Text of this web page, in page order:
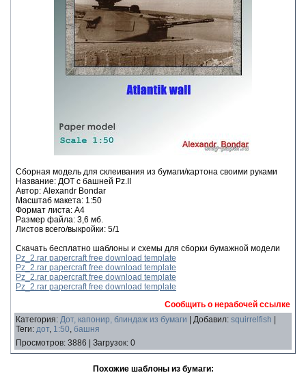
Сборная модель для склеивания из бумаги/картона своими руками
Название: ДОТ с башней Pz.II
Автор: Alexandr Bondar
Масштаб макета: 1:50
Формат листа: А4
Размер файла: 3,6 мб.
Листов всего/выкройки: 5/1
Скачать бесплатно шаблоны и схемы для сборки бумажной модели
Pz_2.rar papercraft free download template
Pz_2.rar papercraft free download template
Pz_2.rar papercraft free download template
Pz_2.rar papercraft free download template
Сообщить о нерабочей ссылке
Категория: Дот, капонир, блиндаж из бумаги Добавил: squirrelfish
Теги: дот, 1:50, башня
Просмотров: 3886 Загрузок: 0
Похожие шаблоны из бумаги: